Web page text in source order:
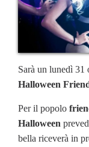
Sarà un lunedì 31
Halloween
Per il popolo
Halloween
bella riceverà in